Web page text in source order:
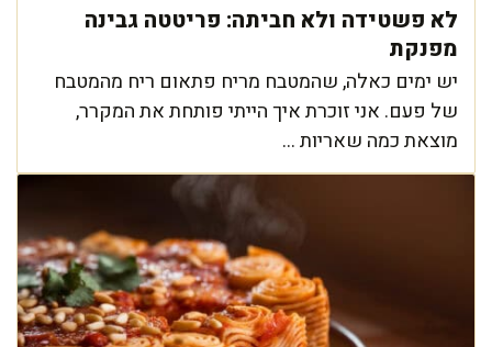
לא פשטידה ולא חביתה: פריטטה גבינה
מפנקת
יש ימים כאלה, שהמטבח מריח פתאום ריח מהמטבח
של פעם. אני זוכרת איך הייתי פותחת את המקרר,
מוצאת כמה שאריות ...